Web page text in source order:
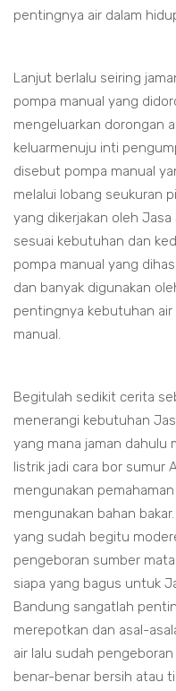
pentingnya air dalam
Lanjut berlalu seiring
pompa manual yang
mengeluarkan dorongan
keluarmenuju inti
disebut pompa manual
melalui lobang seukuran
yang dikerjakan oleh
sesuai kebutuhan dan
pompa manual yang
dan banyak digunakan
pentingnya kebutuhan
manual.
Begitulah sedikit cerita
menerangi kebutuhan
yang mana jaman dahulu
listrik jadi cara bor sumur
mengunakan
mengunakan bahan
yang sudah begitu
pengeboran sumber
siapa yang bagus untuk
Bandung sangatlah
merepotkan dan asal-
air lalu sudah
benar-benar bersih atau